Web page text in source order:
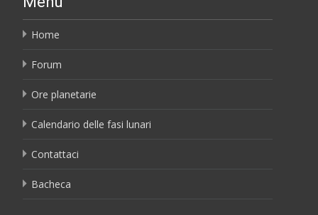
Home
Forum
Ore planetarie
Calendario delle fasi lunari
Contattaci
Bacheca